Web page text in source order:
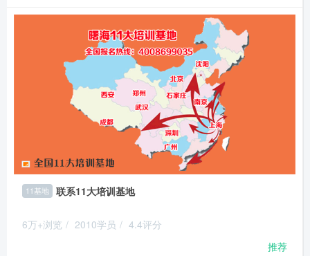
11基地 联系11大培训基地
6万+浏览 / 2010学员 / 4.4评分
推荐